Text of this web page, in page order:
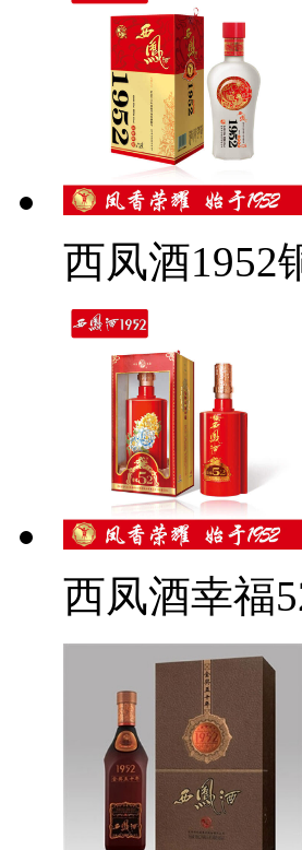
西凤酒1952
西凤酒幸福